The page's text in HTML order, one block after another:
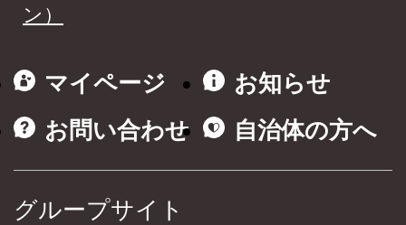
ン）
マイページ
お知らせ
お問い合わせ
自治体の方へ
グループサイト